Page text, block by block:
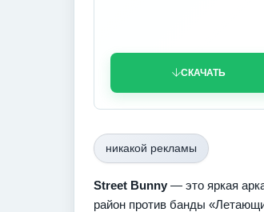
СКАЧАТЬ
никакой рекламы
Street Bunny — это яркая
район против банды